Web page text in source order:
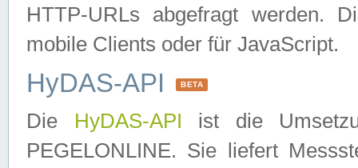
HTTP-URLs abgefragt werden.
mobile Clients oder für JavaScript.
HyDAS-API BETA
Die HyDAS-API ist die
PEGELONLINE. Sie liefert